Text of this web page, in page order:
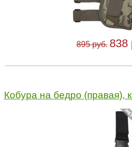
895 руб. 838
Кобура на бедро (правая),